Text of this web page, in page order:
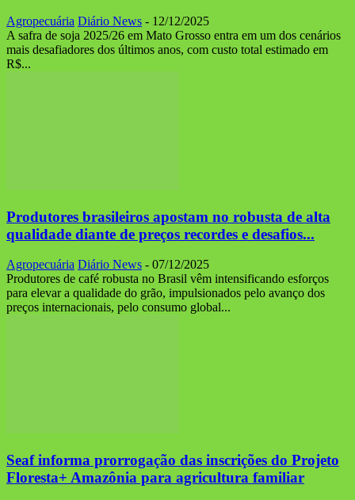
Agropecuária Diário News - 12/12/2025
A safra de soja 2025/26 em Mato Grosso entra em um dos cenários
mais desafiadores dos últimos anos, com custo total estimado em
R$...
Produtores brasileiros apostam no robusta de alta
qualidade diante de preços recordes e desafios...
Agropecuária Diário News - 07/12/2025
Produtores de café robusta no Brasil vêm intensificando esforços
para elevar a qualidade do grão, impulsionados pelo avanço dos
preços internacionais, pelo consumo global...
Seaf informa prorrogação das inscrições do Projeto
Floresta+ Amazônia para agricultura familiar